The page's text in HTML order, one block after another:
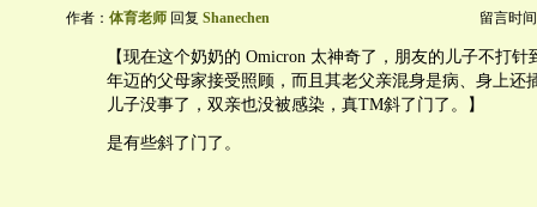
作者： 体育老师 回复 Shanechen 留言时
【现在这个奶奶的 Omicron 太神奇了，朋友的儿子不打
年迈的父母家接受照顾，而且其老父亲混身是病、身上还
儿子没事了，双亲也没被感染，真TM斜了门了。】
是有些斜了门了。